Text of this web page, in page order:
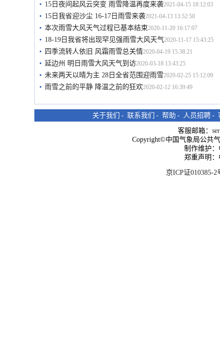
15日夜间起风云突变 雨雪降温再度来袭2021-04-15 18:12:03
15日我省迎沙尘 16-17日雨雪来袭2021-04-13 13:52:50
本次雨雪大风天气过程已基本结束2020-11-20 16:17:07
18-19日我省将出现罕见强雨雪大风天气2020-11-17 15:43:25
四季流转人依旧 风霜雨雪总关情2020-04-19 15:38:21
延边州 明日雨雪大风天气到访2020-03-18 13:43:25
未来两天以晴为主 28日全省范围迎雨雪2020-02-25 15:12:09
雨雪之前的平静 降温之前的狂欢2020-02-12 16:39:49
关于我们 - 联系我们 - 帮助 - 人员招聘 -
客服邮箱：
Copyright©中国气象局公共
制作维护
郑重声明
京ICP证010385-2